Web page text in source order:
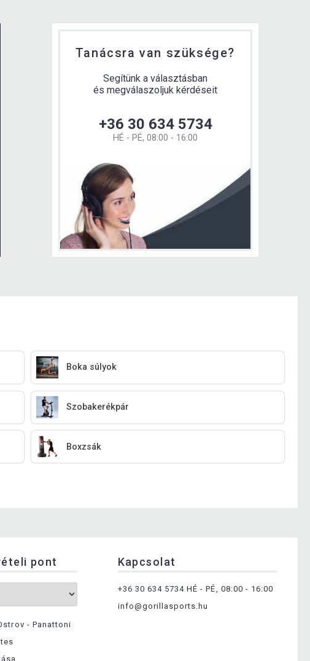
Tanácsra van szüksége?
Segítünk a választásban
és megválaszoljuk kérdéseit
+36 30 634 5734
HÉ - PÉ, 08:00 - 16:00
Boka súlyok
Szobakerékpár
Boxzsák
pont
- Panattoni
Kapcsolat
+36 30 634 5734 HÉ - PÉ, 08:00 - 16:00
info@gorillasports.hu